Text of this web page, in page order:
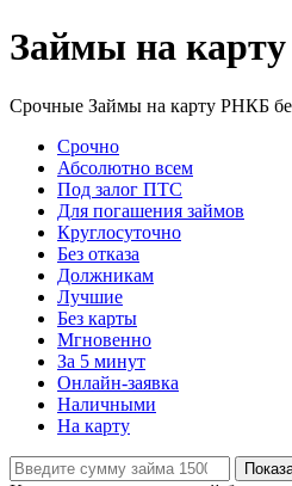
Займы на
Срочные Займы на карту РНКБ без
Срочно
Абсолютно всем
Под залог ПТС
Для погашения займов
Круглосуточно
Без отказа
Должникам
Лучшие
Без карты
Мгновенно
За 5 минут
Онлайн-заявка
Наличными
На карту